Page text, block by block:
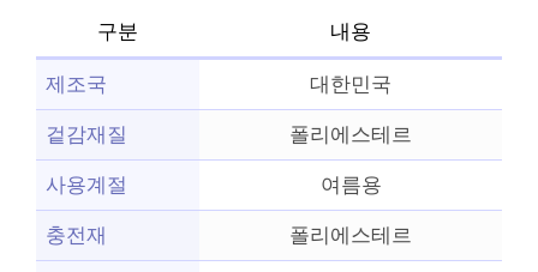
구분 내용
제조국 대한민국
겉감재질 폴리에스테르
사용계절 여름용
충전재 폴리에스테르